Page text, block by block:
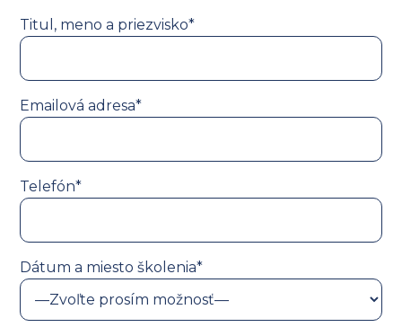
Titul, meno a priezvisko*
Emailová adresa*
Telefón*
Dátum a miesto školenia*